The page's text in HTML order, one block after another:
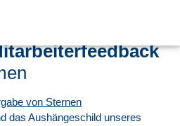
das Aushängeschild unseres